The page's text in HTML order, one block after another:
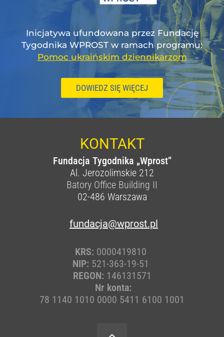
Inicjatywa ufundowana przez Fundację
Tygodnika WPROST w ramach programu:
Pomoc ukraińskim dziennikarzom
DOWIEDZ SIĘ WIĘCEJ
KONTAKT
Fundacja Tygodnika „Wprost”
Al. Jerozolimskie 212
Batory Office Building II
02-486 Warszawa
fundacja@wprost.pl
KRS: 0000419810
NIP: 521-363-19-51
REGON: 146131571
Nr konta:
78 1140 1010 0000 5411 6100 1001